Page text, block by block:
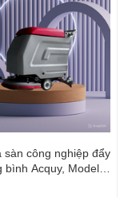
sàn công nghiệp đẩy
bình Acquy, Model: